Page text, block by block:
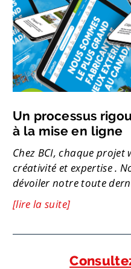
Un processus
à la mise en ligne
Chez BCI, chaque projet
créativité et expertise .
dévoiler notre toute
[lire la suite]